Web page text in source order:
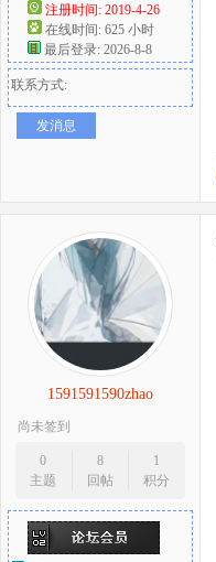
注册时间: 2019-4-26
在线时间: 625 小时
最后登录: 2026-8-8
联系方式:
发消息
1591591590zhao
尚未签到
0
主题
8
回帖
1
积分